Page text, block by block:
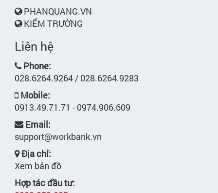
PHANQUANG.VN
KIẾM TRƯỜNG
Liên hệ
Phone:
028.6264.9264 / 028.6264.9283
Mobile:
0913.49.71.71 - 0974.906.609
Email:
support@workbank.vn
Địa chỉ:
Xem bản đồ
Hợp tác đầu tư: